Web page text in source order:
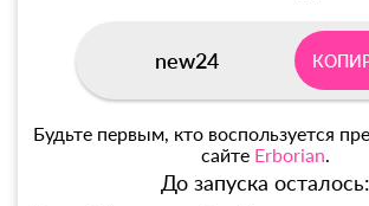
new24
Будьте первым, кто воспользуется
сайте Erborian.
До запуска осталось: